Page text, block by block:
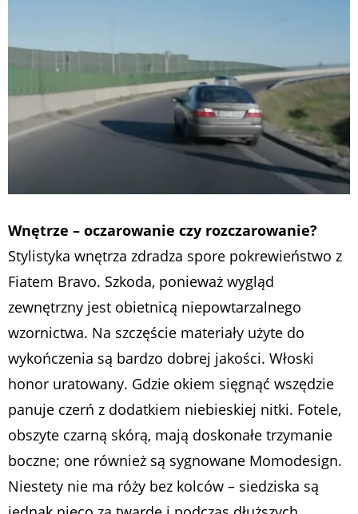
Wnętrze – oczarowanie czy rozczarowanie?
Stylistyka wnętrza zdradza spore pokrewieństwo z
Fiatem Bravo. Szkoda, ponieważ wygląd
zewnętrzny jest obietnicą niepowtarzalnego
wzornictwa. Na szczęście materiały użyte do
wykończenia są bardzo dobrej jakości. Włoski
honor uratowany. Gdzie okiem sięgnąć wszędzie
panuje czerń z dodatkiem niebieskiej nitki. Fotele,
obszyte czarną skórą, mają doskonałe trzymanie
boczne; one również są sygnowane Momodesign.
Niestety nie ma róży bez kolców – siedziska są